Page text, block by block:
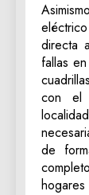
directa
fallas
con el
de